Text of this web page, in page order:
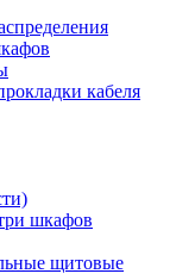
кабеля
шкафов
щитовые